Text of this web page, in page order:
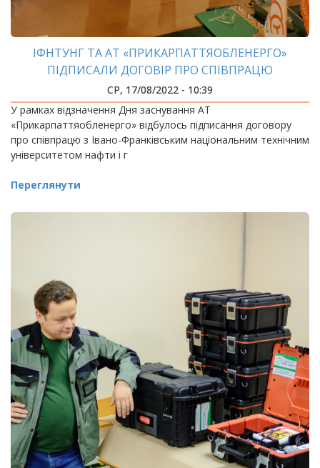
ІФНТУНГ ТА АТ «ПРИКАРПАТТЯОБЛЕНЕРГО»
ПІДПИСАЛИ ДОГОВІР ПРО СПІВПРАЦЮ
СР, 17/08/2022 - 10:39
У рамках відзначення Дня заснування АТ
«Прикарпаттяобленерго» відбулось підписання договору
про співпрацю з Івано-Франківським національним технічним
університетом нафти і г
Переглянути